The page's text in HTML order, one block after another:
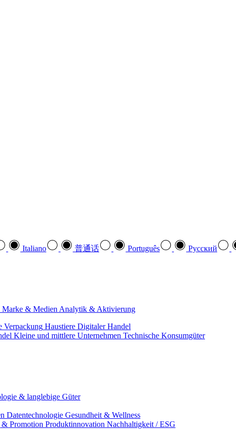
Italiano 普通话 Português Pусский
Marke & Medien Analytik & Aktivierung
Verpackung Haustiere Digitaler Handel
Kleine und mittlere Unternehmen Technische Konsumgüter
& langlebige Güter
Datentechnologie Gesundheit & Wellness
& Promotion Produktinnovation Nachhaltigkeit / ESG